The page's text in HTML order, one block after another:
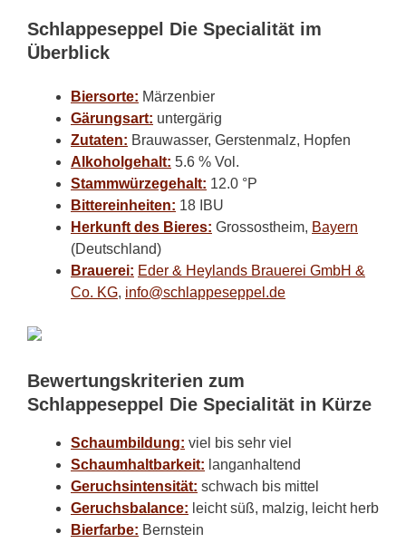
Schlappeseppel Die Specialität im
Überblick
Biersorte: Märzenbier
Gärungsart: untergärig
Zutaten: Brauwasser, Gerstenmalz, Hopfen
Alkoholgehalt: 5.6 % Vol.
Stammwürzegehalt: 12.0 °P
Bittereinheiten: 18 IBU
Herkunft des Bieres: Grossostheim, Bayern
(Deutschland)
Brauerei: Eder & Heylands Brauerei GmbH &
Co. KG, info@schlappeseppel.de
Bewertungskriterien zum
Schlappeseppel Die Specialität in Kürze
Schaumbildung: viel bis sehr viel
Schaumhaltbarkeit: langanhaltend
Geruchsintensität: schwach bis mittel
Geruchsbalance: leicht süß, malzig, leicht herb
Bierfarbe: Bernstein